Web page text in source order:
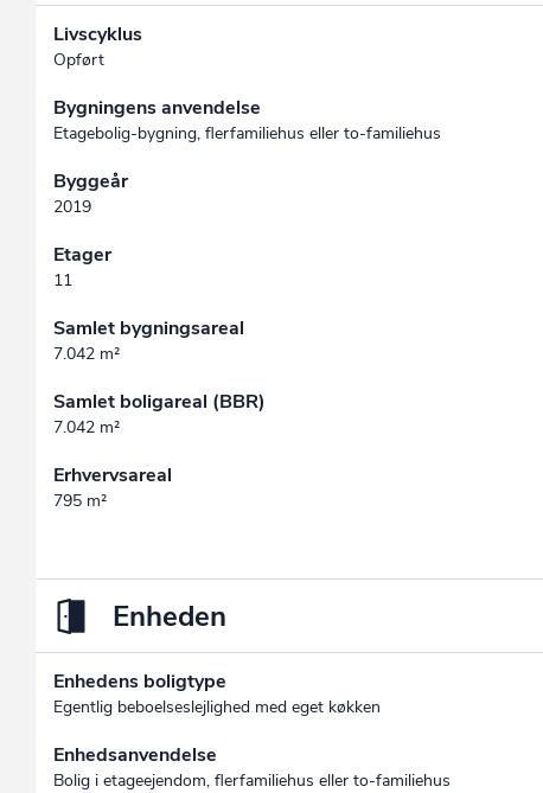
Livscyklus
Opført
Bygningens anvendelse
Etagebolig-bygning, flerfamiliehus eller to-familiehus
Byggeår
2019
Etager
11
Samlet bygningsareal
7.042 m²
Samlet boligareal (BBR)
7.042 m²
Erhvervsareal
795 m²
Enheden
Enhedens boligtype
Egentlig beboelseslejlighed med eget køkken
Enhedsanvendelse
Bolig i etageejendom, flerfamiliehus eller to-familiehus